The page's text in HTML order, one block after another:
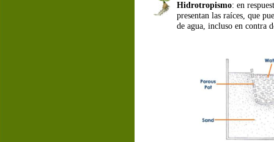
Hidrotropismo: en
presentan las raíces, que
de agua, incluso en contra